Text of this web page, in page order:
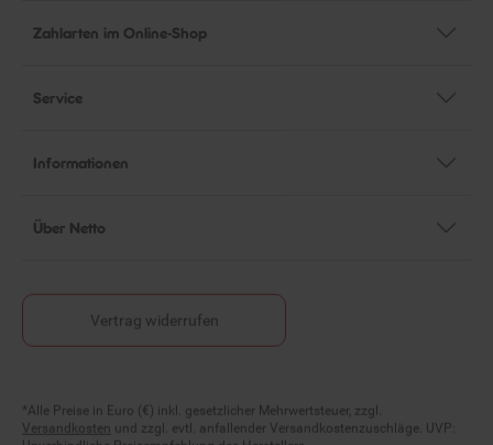
Zahlarten im Online-Shop
Service
Informationen
Über Netto
Vertrag widerrufen
Fußnoten
Versandkosten und zzgl. evtl. anfallender Versandkostenzuschläge. UVP:
Unverbindliche Preisempfehlung des Herstellers.